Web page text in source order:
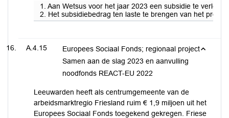
1. Aan Wetsus voor het jaar 2023 een subsidie te
2. Het subsidiebedrag ten laste te brengen van het
A.4.15
Europees Sociaal Fonds; regionaal project
Samen aan de slag 2023 en aanvulling
noodfonds REACT-EU 2022
Leeuwarden heeft als centrumgemeente van de
arbeidsmarktregio Friesland ruim € 1,9 miljoen uit het
Europees Sociaal Fonds toegekend gekregen. Friese